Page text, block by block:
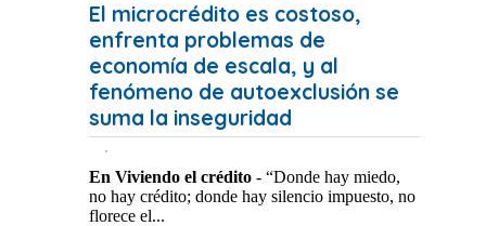
El microcrédito es costoso,
enfrenta problemas de
economía de escala, y al
fenómeno de autoexclusión se
suma la inseguridad
En Viviendo el crédito - “Donde hay miedo,
no hay crédito; donde hay silencio impuesto, no
florece el...